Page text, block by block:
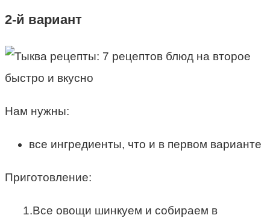
2-й вариант
Нам нужны:
все ингредиенты, что и в первом варианте
Приготовление:
1.Все овощи шинкуем и собираем в